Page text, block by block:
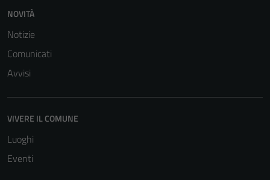
NOVITÀ
Notizie
Comunicati
Avvisi
VIVERE IL COMUNE
Luoghi
Eventi
non raccolgono